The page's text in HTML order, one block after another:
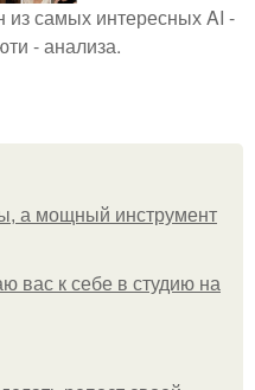
из самых интересных AI -
- анализа.
а мощный инструмент
вас к себе в студию на